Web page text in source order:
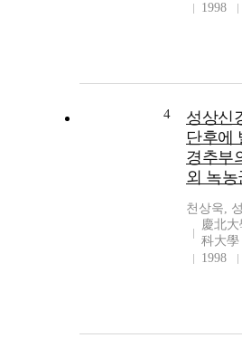
1998
4
성상신
단후에
경추부
외 녹농
천상욱,
慶北
科大學
1998